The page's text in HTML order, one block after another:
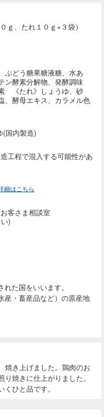
ｇ、たれ１０ｇ×３袋）
ぶどう糖果糖液糖、水あ
ン酵素分解物、発酵調味
《たれ》しょうゆ、砂
、酵母エキス、カラメル色
(国内製造)
工程で混入する可能性があ
細はこちら
客さま相談室
)
た国をいいます。
産・畜産品など）の原産地
焼き上げました。鶏肉のお
焼きに仕上がりました。
ひと品です。